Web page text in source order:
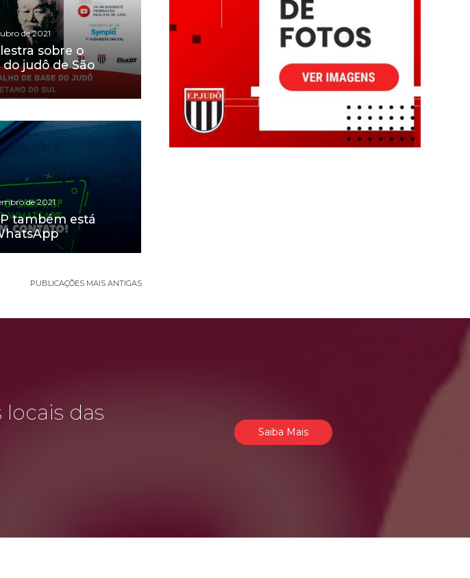
de 2021
sobre o
judô de São
de 2021
também está
PUBLICAÇÕES MAIS ANTIGAS
das
Saiba Mais